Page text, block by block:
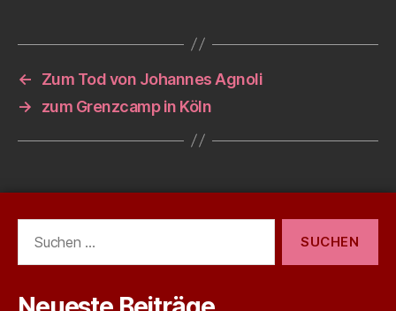
←
Zum Tod von Johannes Agnoli
→
zum Grenzcamp in Köln
nach: